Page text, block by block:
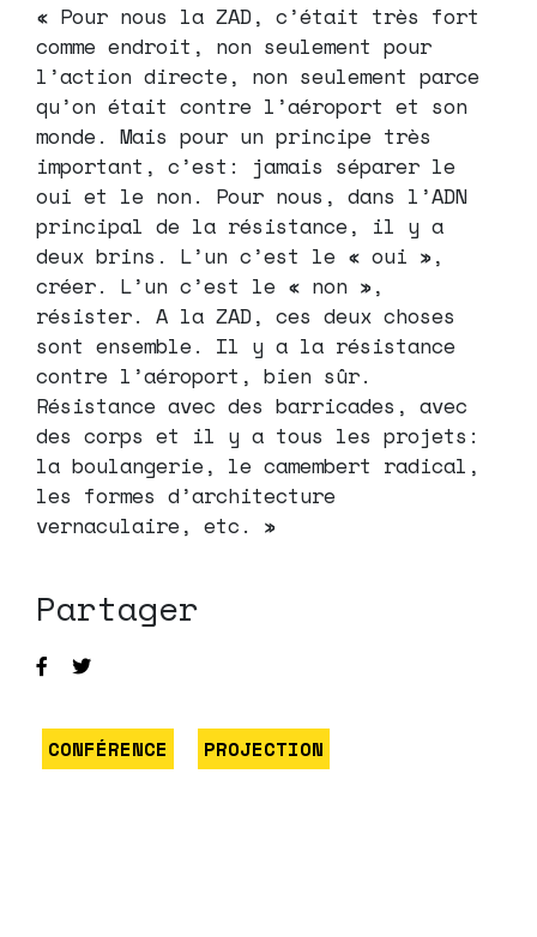
« Pour nous la ZAD, c’était très fort
comme endroit, non seulement pour
l’action directe, non seulement parce
qu’on était contre l’aéroport et son
monde. Mais pour un principe très
important, c’est: jamais séparer le
oui et le non. Pour nous, dans l’ADN
principal de la résistance, il y a
deux brins. L’un c’est le « oui »,
créer. L’un c’est le « non »,
résister. A la ZAD, ces deux choses
sont ensemble. Il y a la résistance
contre l’aéroport, bien sûr.
Résistance avec des barricades, avec
des corps et il y a tous les projets:
la boulangerie, le camembert radical,
les formes d’architecture
vernaculaire, etc. »
Partager
CONFÉRENCE PROJECTION